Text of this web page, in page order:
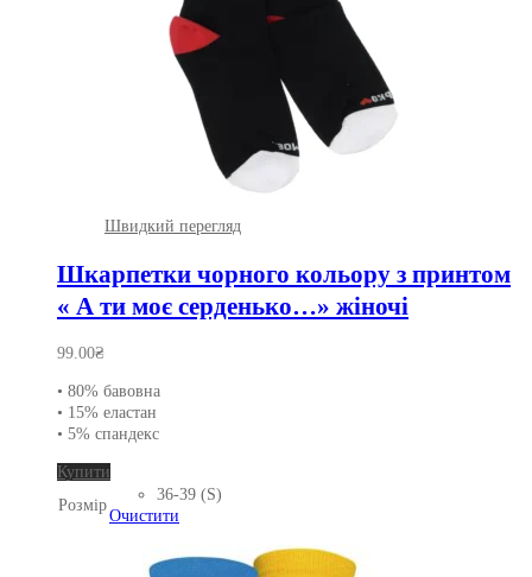
Швидкий перегляд
Шкарпетки чорного кольору з принтом
« А ти моє серденько…» жіночі
99.00₴
• 80% бавовна
• 15% еластан
• 5% спандекс
Купити
товар
має
варіантів.
Розмір
36-39 (S)
Очистити